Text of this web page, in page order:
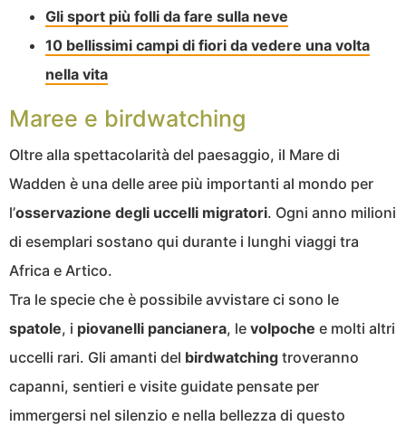
Gli sport più folli da fare sulla neve
10 bellissimi campi di fiori da vedere una volta
nella vita
Maree e birdwatching
Oltre alla spettacolarità del paesaggio, il Mare di
Wadden è una delle aree più importanti al mondo per
l’osservazione degli uccelli migratori. Ogni anno milioni
di esemplari sostano qui durante i lunghi viaggi tra
Africa e Artico.
Tra le specie che è possibile avvistare ci sono le
spatole, i piovanelli pancianera, le volpoche e molti altri
uccelli rari. Gli amanti del birdwatching troveranno
capanni, sentieri e visite guidate pensate per
immergersi nel silenzio e nella bellezza di questo